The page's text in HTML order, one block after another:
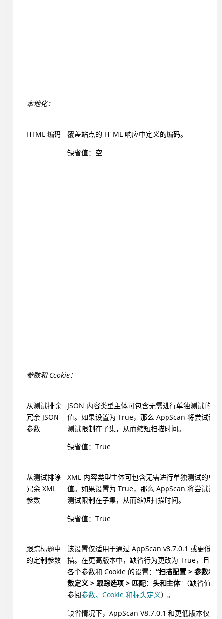
本地化：
HTML 编码
覆盖站点的 HTML 响应中定义的编码。
缺省值：空
参数和 Cookie：
从测试排除
冗余 JSON
参数
JSON 内容类型主体可包含无需进行单独测试的单
值。如果设置为 True，那么 AppScan 将尝试识
测试限制在子集，从而缩短扫描时间。
缺省值：True
从测试排除
冗余 XML
参数
XML 内容类型主体可包含无需进行单独测试的单
值。如果设置为 True，那么 AppScan 将尝试识
测试限制在子集，从而缩短扫描时间。
缺省值：True
跟踪标题中
的定制参数
该设置仅适用于通过 AppScan v8.7.0.1 或更低版
描。在更高版本中，缺省行为更改为 True，且在
各个参数和 Cookie 的设置： “扫描配置 > 参数和
数定义 > 跟踪选项 > 匹配：头和主体”（缺省值）
参阅参数、Cookie 和标头定义）。
缺省情况下， AppScan V8.7.0.1 和更低版本仅在